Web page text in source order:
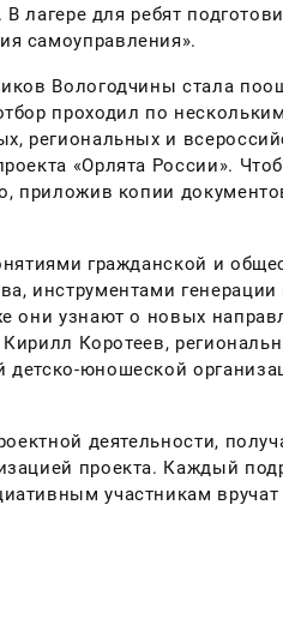
лагере для ребят
самоуправления».
Вологодчины стала
проходил по
региональных и
«Орлята России».
приложив копии
гражданской и
инструментами
они узнают о новых
Коротеев,
юношеской
деятельности,
проекта. Каждый
участникам